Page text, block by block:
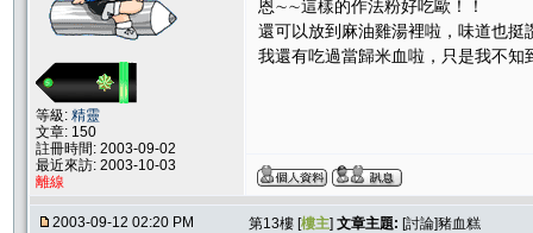
等級: 精靈
文章: 150
註冊時間: 2003-09-02
最近來訪: 2003-10-03
離線
恩∼∼這樣的作法粉好吃歐！！
還可以放到麻油雞湯裡啦，味道也挺
我還有吃過當歸米血啦，只是我不
2003-09-12 02:20 PM 第13樓 [樓主] 文章主題: [討論]豬血糕